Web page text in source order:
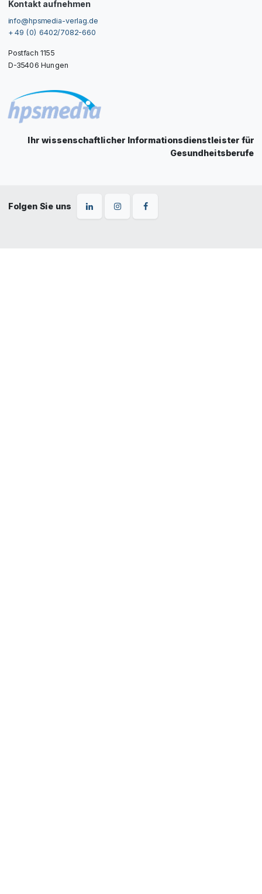
Kontakt aufnehmen
info@hpsmedia-verlag.de
+ 49 (0) 6402/7082-660
Postfach 1155
D-35406 Hungen
Ihr wissenschaftlicher Informationsdienstleister für
Gesundheitsberufe
Folgen Sie uns